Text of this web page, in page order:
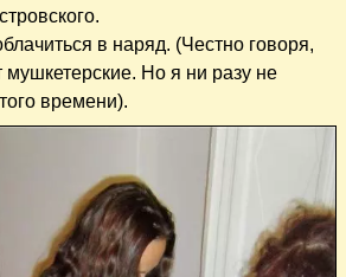
в наряд. (Честно говоря,
Но я ни разу не
времени).